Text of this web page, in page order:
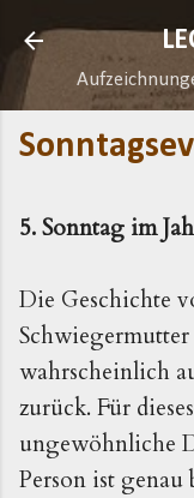
5. Sonntag im
Die Geschichte
wahrscheinlich
zurück. Für
ungewöhnliche
Person ist genau